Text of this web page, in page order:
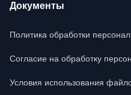
Документы
Политика обработки
Согласие на обработку
Условия использования